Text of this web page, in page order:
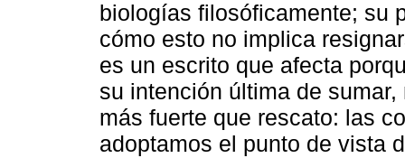
biologías filosóficamente; su
cómo esto no implica
es un escrito que afecta
su intención última de
más fuerte que rescato: las
adoptamos el punto de vista